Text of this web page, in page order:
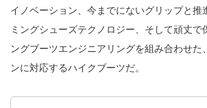
イノベーション、今までにないグリップと推
ミングシューズテクノロジー、そして頑丈で
ングブーツエンジニアリングを組み合わせた
ンに対応するハイクブーツだ。